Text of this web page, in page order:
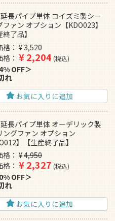
長パイプ単体 コイズミ製シー
ファン オプション【KDO023】
終了品】
格
¥3,520
格
¥2,204 税込
OFF
れ
お気に入りに追加
長パイプ単体 オーデリック製
ングファン オプション
】【生産終了品】
格
¥4,950
格
¥2,327 税込
OFF
れ
お気に入りに追加